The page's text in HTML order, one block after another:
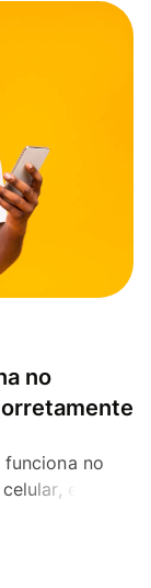
no
no
evitar